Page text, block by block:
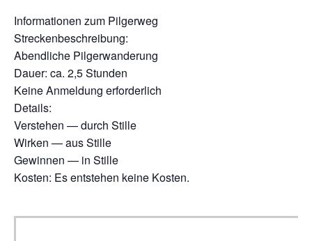
Informationen zum Pilgerweg
Stre­cken­be­schrei­bung:
Abend­li­che Pilgerwanderung
Dau­er: ca. 2,5 Stunden
Kei­ne Anmel­dung erforderlich
Details:
Ver­ste­hen — durch Stille
Wir­ken — aus Stille
Gewin­nen — in Stille
Kos­ten: Es ent­ste­hen kei­ne Kosten.